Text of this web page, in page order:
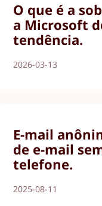
O que é a
a Microsoft
tendência.
2026-03-13
E-mail
de e-mail
telefone.
2025-08-11